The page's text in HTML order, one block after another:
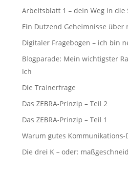
Arbeitsblatt 1 – dein Weg in die
Ein Dutzend Geheimnisse über
Digitaler Fragebogen – ich bin
Blogparade: Mein wichtigster
Ich
Die Trainerfrage
Das ZEBRA-Prinzip – Teil 2
Das ZEBRA-Prinzip – Teil 1
Warum gutes
Die drei K – oder: